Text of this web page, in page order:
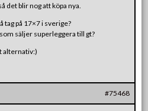
det blir nog att köpa nya.
tag på 17×7 i sverige?
säljer superleggera till gt?
alternativ:)
#75468